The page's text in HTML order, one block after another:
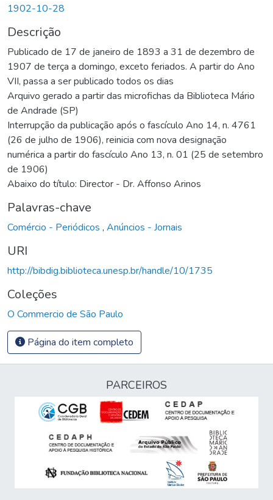
1902-10-28
Descrição
Publicado de 17 de janeiro de 1893 a 31 de dezembro de
1907 de terça a domingo, exceto feriados. A partir do Ano
VII, passa a ser publicado todos os dias
Arquivo gerado a partir das microfichas da Biblioteca Mário
de Andrade (SP)
Interrupção da publicação após o fascículo Ano 14, n. 4761
(26 de julho de 1906), reinicia com nova designação
numérica a partir do fascículo Ano 13, n. 01 (25 de setembro
de 1906)
Abaixo do título: Director - Dr. Affonso Arinos
Palavras-chave
Comércio - Periódicos , Anúncios - Jornais
URI
http://bibdig.biblioteca.unesp.br/handle/10/1735
Coleções
O Commercio de São Paulo
Página do item completo
PARCEIROS